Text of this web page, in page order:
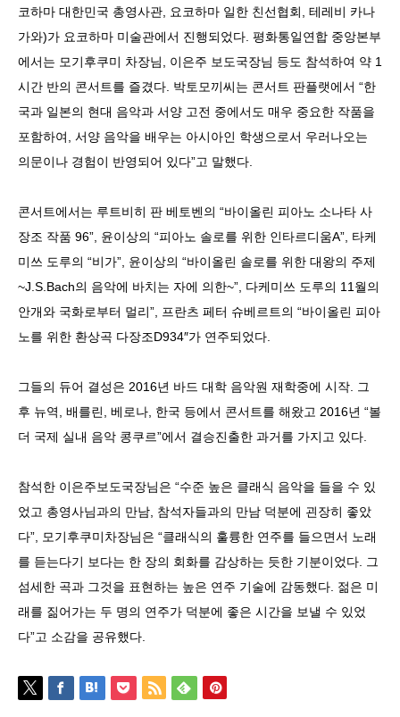
코하마 대한민국 총영사관, 요코하마 일한 친선협회, 테레비 카나
가와)가 요코하마 미술관에서 진행되었다. 평화통일연합 중앙본부
에서는 모기후쿠미 차장님, 이은주 보도국장님 등도 참석하여 약 1
시간 반의 콘서트를 즐겼다. 박토모끼씨는 콘서트 판플랫에서 “한
국과 일본의 현대 음악과 서양 고전 중에서도 매우 중요한 작품을
포함하여, 서양 음악을 배우는 아시아인 학생으로서 우러나오는
의문이나 경험이 반영되어 있다”고 말했다.
콘서트에서는 루트비히 판 베토벤의 “바이올린 피아노 소나타 사
장조 작품 96”, 윤이상의 “피아노 솔로를 위한 인타르디움A”, 타케
미쓰 도루의 “비가”, 윤이상의 “바이올린 솔로를 위한 대왕의 주제
~J.S.Bach의 음악에 바치는 자에 의한~”, 다케미쓰 도루의 11월의
안개와 국화로부터 멀리”, 프란츠 페터 슈베르트의 “바이올린 피아
노를 위한 환상곡 다장조D934″가 연주되었다.
그들의 듀어 결성은 2016년 바드 대학 음악원 재학중에 시작. 그
후 뉴역, 배를린, 베로나, 한국 등에서 콘서트를 해왔고 2016년 “볼
더 국제 실내 음악 콩쿠르”에서 결승진출한 과거를 가지고 있다.
참석한 이은주보도국장님은 “수준 높은 클래식 음악을 들을 수 있
었고 총영사님과의 만남, 참석자들과의 만남 덕분에 괸장히 좋았
다”, 모기후쿠미차장님은 “클래식의 훌륭한 연주를 들으면서 노래
를 듣는다기 보다는 한 장의 회화를 감상하는 듯한 기분이었다. 그
섬세한 곡과 그것을 표현하는 높은 연주 기술에 감동했다. 젊은 미
래를 짊어가는 두 명의 연주가 덕분에 좋은 시간을 보낼 수 있었
다”고 소감을 공유했다.